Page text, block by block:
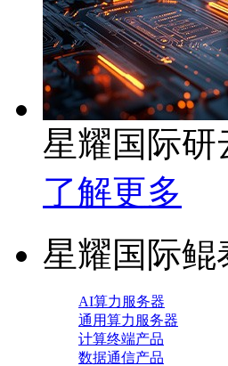
星耀国际研
了解更多
星耀国际鲲
AI算力服务器
通用算力服务器
计算终端产品
数据通信产品